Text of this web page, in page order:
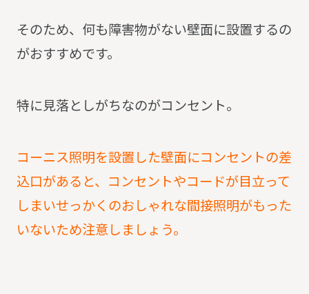
そのため、何も障害物がない壁面に設置するの
がおすすめです。
特に見落としがちなのがコンセント。
コーニス照明を設置した壁面にコンセントの差
込口があると、コンセントやコードが目立って
しまいせっかくのおしゃれな間接照明がもった
いないため注意しましょう。